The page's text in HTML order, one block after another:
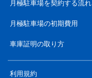
月極駐車場を契約する流れ
月極駐車場の初期費用
車庫証明の取り方
利用規約